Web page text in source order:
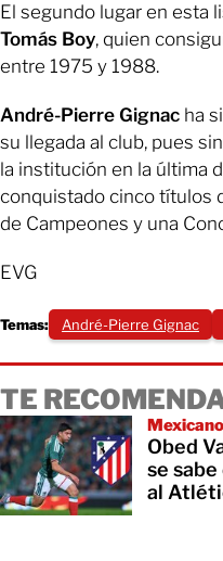
El segundo lugar en esta
Tomás Boy, quien
entre 1975 y 1988.
André-Pierre Gignac ha
su llegada al club, pues
la institución en la última
conquistado cinco títulos
de Campeones y una
EVG
Temas: André-Pierre Gignac
TE
Obed
se
al